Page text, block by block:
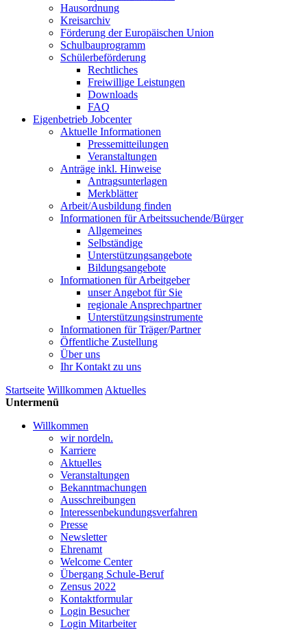
Hausordnung
Kreisarchiv
Förderung der Europäischen Union
Schulbauprogramm
Schülerbeförderung
Rechtliches
Freiwillige Leistungen
Downloads
FAQ
Eigenbetrieb Jobcenter
Aktuelle Informationen
Pressemitteilungen
Veranstaltungen
Anträge inkl. Hinweise
Antragsunterlagen
Merkblätter
Arbeit/Ausbildung finden
Informationen für Arbeitssuchende/Bürger
Allgemeines
Selbständige
Unterstützungs­angebote
Bildungsangebote
Informationen für Arbeitgeber
unser Angebot für Sie
regionale Ansprechpartner
Unterstützungs­instrumente
Informationen für Träger/Partner
Öffentliche Zustellung
Über uns
Ihr Kontakt zu uns
Startseite Willkommen Aktuelles
Untermenü
Willkommen
wir nordeln.
Karriere
Aktuelles
Veranstaltungen
Bekanntmachungen
Ausschreibungen
Interessen­bekundungsverfahren
Presse
Newsletter
Ehrenamt
Welcome Center
Übergang Schule-Beruf
Zensus 2022
Kontaktformular
Login Besucher
Login Mitarbeiter